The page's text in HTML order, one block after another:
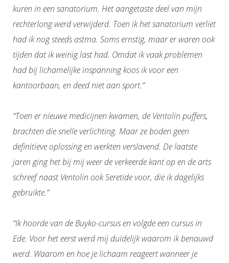
kuren in een sanatorium. Het aangetaste deel van mijn
rechterlong werd verwijderd. Toen ik het sanatorium verliet
had ik nog steeds astma. Soms ernstig, maar er waren ook
tijden dat ik weinig last had. Omdat ik vaak problemen
had bij lichamelijke inspanning koos ik voor een
kantoorbaan, en deed niet aan sport.”
“Toen er nieuwe medicijnen kwamen, de Ventolin puffers,
brachten die snelle verlichting. Maar ze boden geen
definitieve oplossing en werkten verslavend. De laatste
jaren ging het bij mij weer de verkeerde kant op en de arts
schreef naast Ventolin ook Seretide voor, die ik dagelijks
gebruikte.”
“Ik hoorde van de Buyko-cursus en volgde een cursus in
Ede. Voor het eerst werd mij duidelijk waarom ik benauwd
werd. Waarom en hoe je lichaam reageert wanneer je